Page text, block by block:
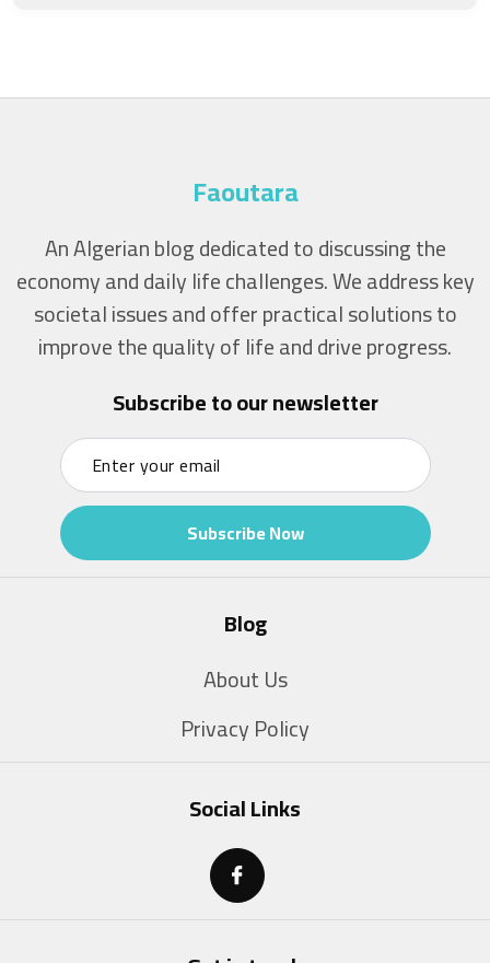
Faoutara
An Algerian blog dedicated to discussing the
economy and daily life challenges. We address key
societal issues and offer practical solutions to
improve the quality of life and drive progress.
Subscribe to our newsletter
Subscribe Now
Blog
About Us
Privacy Policy
Social Links